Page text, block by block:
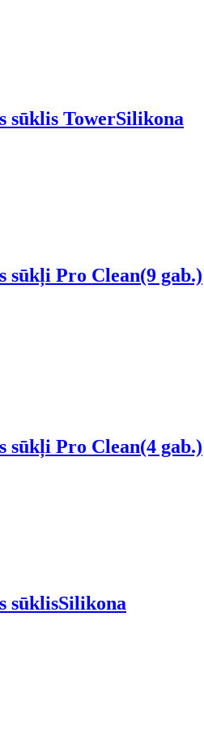
sūklis TowerSilikona
sūkļi Pro Clean(9 gab.)
sūkļi Pro Clean(4 gab.)
sūklisSilikona